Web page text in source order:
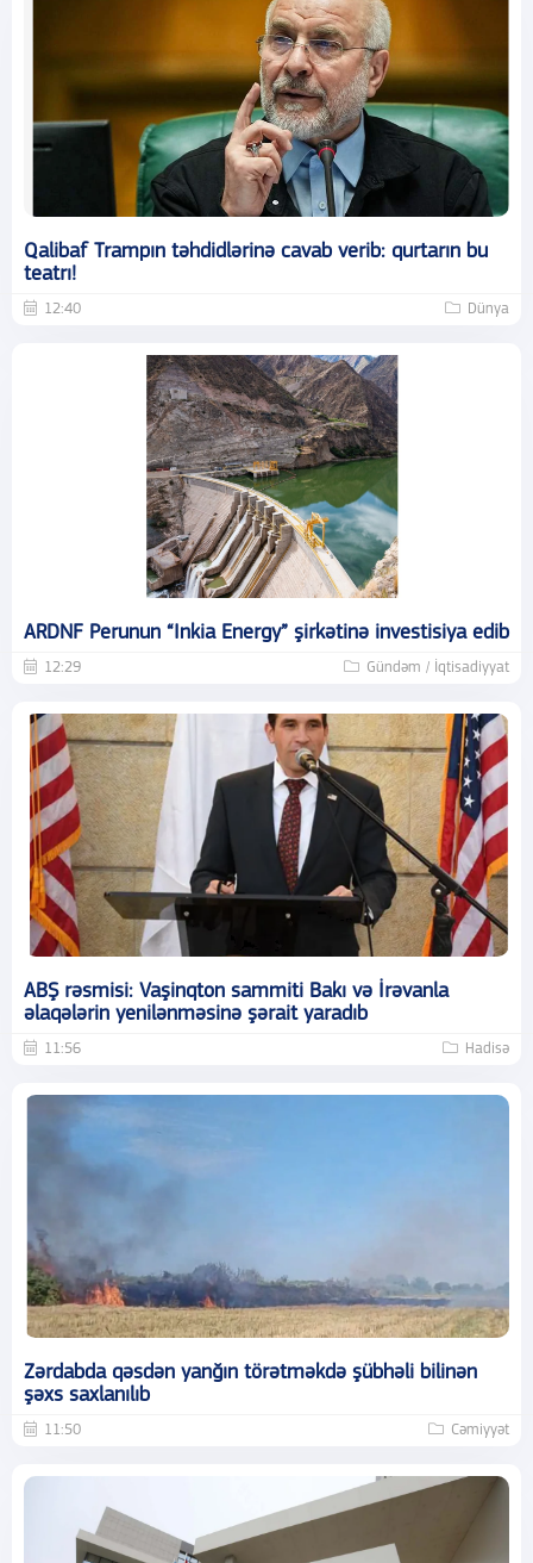
Qalibaf Trampın təhdidlərinə cavab verib: qurtarın bu
teatrı!
12:40 Dünya
ARDNF Perunun “Inkia Energy” şirkətinə investisiya edib
12:29 Gündəm / İqtisadiyyat
ABŞ rəsmisi: Vaşinqton sammiti Bakı və İrəvanla
əlaqələrin yenilənməsinə şərait yaradıb
11:56 Hadisə
Zərdabda qəsdən yanğın törətməkdə şübhəli bilinən
şəxs saxlanılıb
11:50 Cəmiyyət